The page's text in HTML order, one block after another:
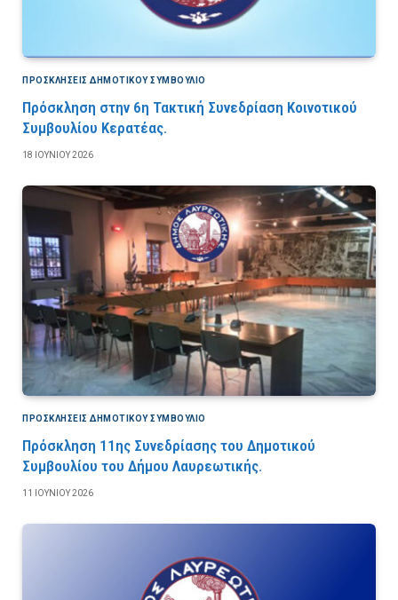
ΠΡΟΣΚΛΉΣΕΙΣ ΔΗΜΟΤΙΚΟΎ ΣΥΜΒΟΎΛΙΟ
Πρόσκληση στην 6η Τακτική Συνεδρίαση Κοινοτικού
Συμβουλίου Κερατέας.
18 ΙΟΥΝΊΟΥ 2026
ΠΡΟΣΚΛΉΣΕΙΣ ΔΗΜΟΤΙΚΟΎ ΣΥΜΒΟΎΛΙΟ
Πρόσκληση 11ης Συνεδρίασης του Δημοτικού
Συμβουλίου του Δήμου Λαυρεωτικής.
11 ΙΟΥΝΊΟΥ 2026